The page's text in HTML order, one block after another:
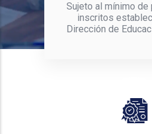
Sujeto al mínimo de
inscritos
Dirección de